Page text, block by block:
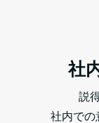
社
説
社内での